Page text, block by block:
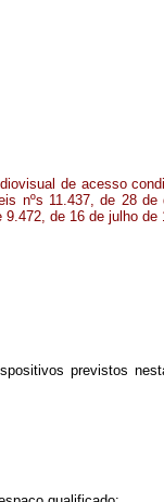
de acesso
nºs 11.437, de 28
de 16 de julho
previstos